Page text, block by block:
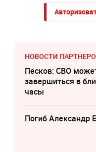
НОВОСТИ
Песков: СВО
завершиться в
часы
Погиб Александр